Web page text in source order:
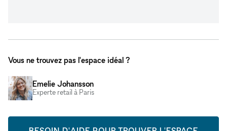
Vous ne trouvez pas l'espace idéal ?
Emelie Johansson
Experte retail à Paris